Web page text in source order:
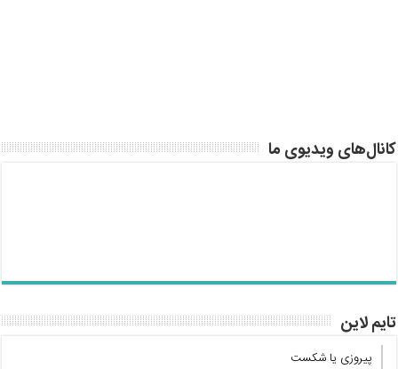
کانال‌های ویدیوی ما
تایم لاین
پیروزی یا شکست